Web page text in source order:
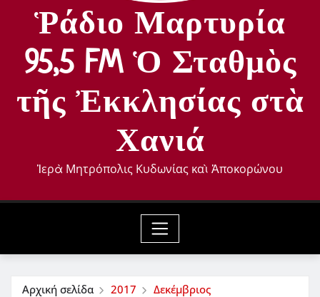
Ῥάδιο Μαρτυρία
95,5 FM Ὁ Σταθμὸς
τῆς Ἐκκλησίας στὰ
Χανιά
Ἱερὰ Μητρόπολις Κυδωνίας καὶ Ἀποκορώνου
Αρχική σελίδα 2017 Δεκέμβριος